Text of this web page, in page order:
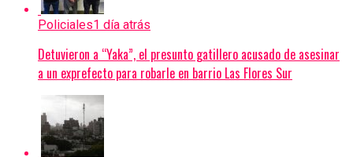
Policiales1 día atrás
Detuvieron a “Yaka”, el presunto gatillero acusado de asesinar
a un exprefecto para robarle en barrio Las Flores Sur